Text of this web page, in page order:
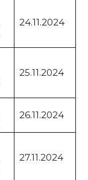
24.11.2024
25.11.2024
26.11.2024
27.11.2024